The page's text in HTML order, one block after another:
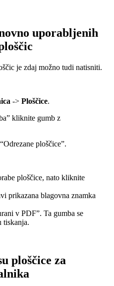
uporabljenih
je zdaj možno tudi natisniti.
-> Ploščice.
kliknite gumb z
ploščice”.
ploščice, nato kliknite
prikazana blagovna znamka
v PDF”. Ta gumba se
tiskanja.
ploščice za